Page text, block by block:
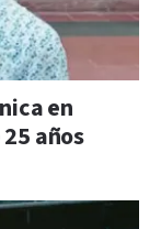
en
años